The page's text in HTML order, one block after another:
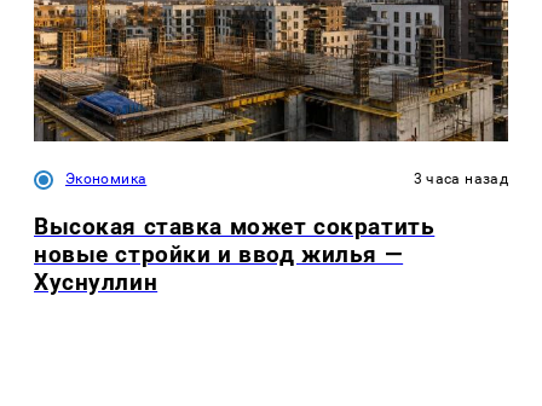
Экономика 3 часа назад
Высокая ставка может сократить
новые стройки и ввод жилья —
Хуснуллин